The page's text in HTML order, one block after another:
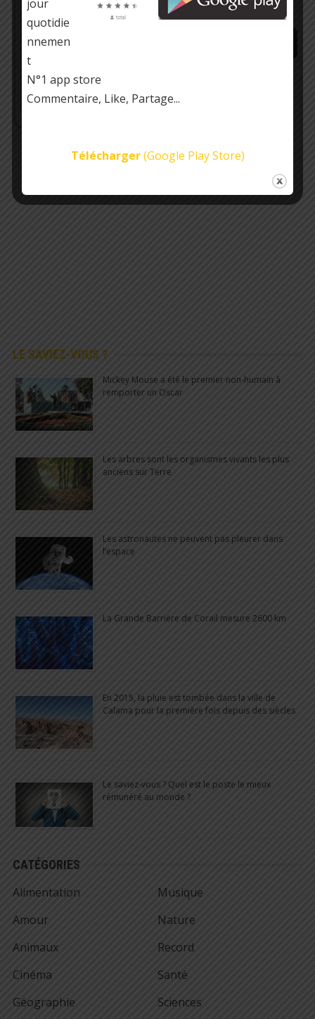
LE SAVIEZ-VOUS ?
Mickey Mouse a été le premier non-humain à
remporter un Oscar
Les arbres sont les organismes vivants les plus
anciens sur Terre
Les astronautes ne peuvent pas pleurer dans
l’espace
La Grande Barrière de Corail mesure 2600 km
En 2015, la pluie est tombée dans la ville de
Calama pour la première fois depuis des siècles
Le saviez-vous ? Quel est le poste le mieux
rémunéré au monde ?
CATÉGORIES
Alimentation
Amour
Animaux
Cinéma
Géographie
Musique
Nature
Record
Santé
Sciences
jour
quotidie
nnemen
t
N°1 app store
Commentaire, Like, Partage...
Télécharger(Google Play Store)